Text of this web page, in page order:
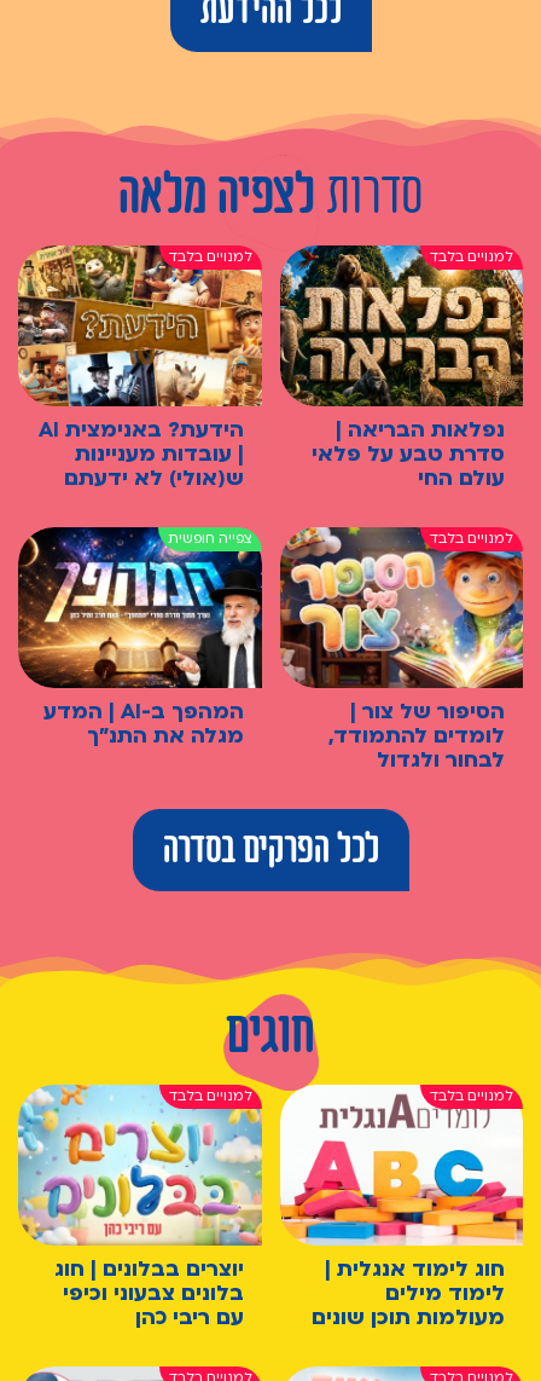
לכל ההידעת
סדרות לצפיה מלאה
נפלאות הבריאה |
סדרת טבע על פלאי
עולם החי
הידעת? באנימצית AI
| עובדות מעניינות
ש(אולי) לא ידעתם
הסיפור של צור |
לומדים להתמודד,
לבחור ולגדול
המהפך ב-AI | המדע
מגלה את התנ"ך
לכל הפרקים בסדרה
חוגים
חוג לימוד אנגלית |
לימוד מילים
מעולמות תוכן שונים
יוצרים בבלונים | חוג
בלונים צבעוני וכיפי
עם ריבי כהן